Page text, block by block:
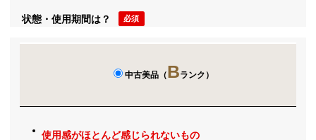
状態・使用期間は？ 必須
中古美品（Bランク）
使用感がほとんど感じられないもの